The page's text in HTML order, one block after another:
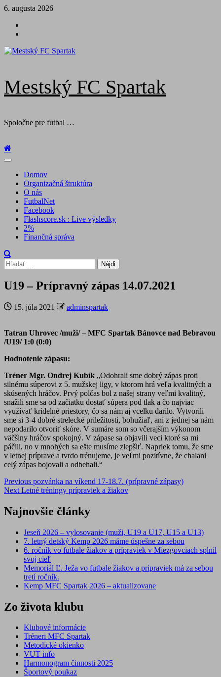
Skip
content
6. augusta 2026
Mestský FC Spartak
Spoločne pre futbal …
Primary
Domov
Organizačná štruktúra
O nás
FutbalNet
Facebook
Flashscore.sk : Live výsledky
2%
Finančná správa
Hľadať:
U19 – Prípravný zápas 14.07.2021
15. júla 2021 adminspartak
Tatran Uhrovec /muži/ – MFC Spartak Bánovce nad Bebravou
/U19/ 1:0 (0:0)
Hodnotenie zápasu:
Tréner Mgr. Ondrej Kubík „Odohrali sme dobrý zápas proti
silnému súperovi z 5. mužskej ligy, v ktorom hrá veľa kvalitných a
skúsených hráčov. Prvý polčas bol z našej strany veľmi kvalitný,
snažili sme sa od začiatku dostať súpera pod tlak a čo najviac
využívať krídelné priestory, čo sa nám aj vcelku darilo. Vytvorili
sme si 3-4 dobré strelecké príležitosti, bohužiaľ, ani z jednej sa nám
nepodarilo otvoriť skóre. V sumáre som so včerajším výkonom
väčšiny hráčov spokojný. V zápase sa objavili veci ktoré sa mi
páčili, no v mnohých sa ešte musíme zlepšiť. Napriek tomu, že sme
v letnej príprave a tvrdo trénujeme, je veľmi pozitívne, že chalani
celý zápas bojovali a odbehali.“
Post
navigation
Previous pozvánka na víkend 17-18.7. (prípravné zápasy)
Next Letné tréningy prípraviek a žiakov
Najnovšie články
Jeseň 2026 – vylosovanie (muži, U19 a U17, U15 a U13)
7. letný detský Kemp 2026 máme úspešne za sebou
6. ročník vo futbale žiakov a prípraviek v Miezgovciach splnil
svoj cieľ
Memoriál Ľ. Ježa vo futbale žiakov a prípraviek má za sebou
tretí ročník.
Kemp MFC Spartak 2026 – aktualizovane
Zo života klubu
Klubové informácie
Tréneri MFC Spartak
Metodické okienko
VUT info
Harmonogram činnosti 2025
Športový poukaz